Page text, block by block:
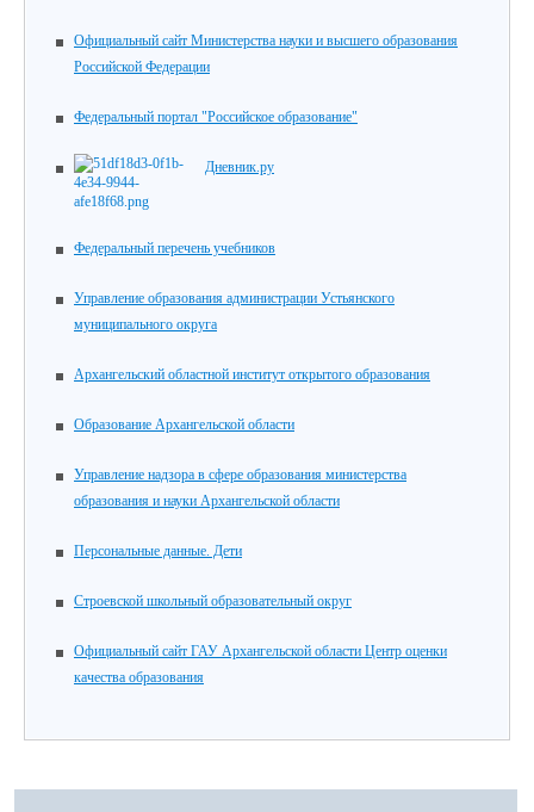
Официальный сайт Министерства науки и высшего образования
Российской Федерации
Федеральный портал "Российское образование"
Дневник.ру
Федеральный перечень учебников
Управление образования администрации Устьянского
муниципального округа
Архангельский областной институт открытого образования
Образование Архангельской области
Управление надзора в сфере образования министерства
образования и науки Архангельской области
Персональные данные. Дети
Строевской школьный образовательный округ
Официальный сайт ГАУ Архангельской области Центр оценки
качества образования